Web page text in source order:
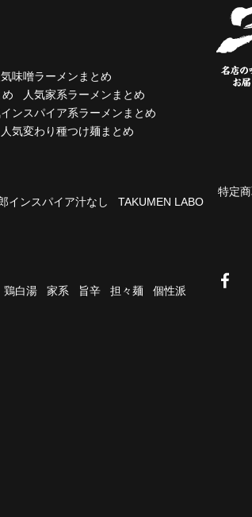
気味噌ラーメンまとめ
人気家系ラーメンまとめ
インスパイア系ラーメンまとめ
人気変わり種つけ麺まとめ
インスパイア汁なし
TAKUMEN LABO
鶏白湯 家系 旨辛 担々麺
個性派
特定